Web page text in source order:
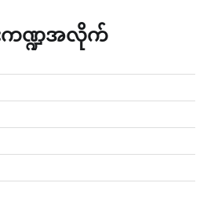
ားကဏ္ဍအလိုက်